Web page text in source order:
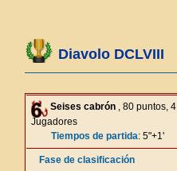
Diavolo DCLVIII
Seises cabrón , 80 puntos, 4
Jugadores
Tiempos de partida: 5"+1'
Fase de clasificación